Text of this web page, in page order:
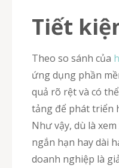
Tiết
Theo so sánh của
ứng dụng phần
quả rõ rệt và có
tảng để phát triển
Như vậy, dù là
ngắn hạn hay dài
doanh nghiệp là